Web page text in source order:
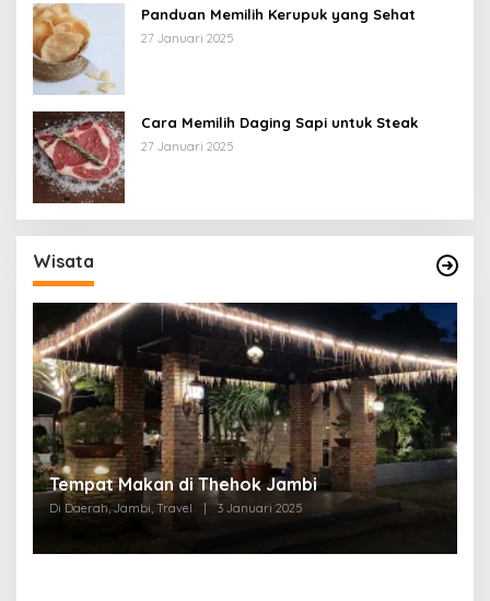
Panduan Memilih Kerupuk yang Sehat
27 Januari 2025
Cara Memilih Daging Sapi untuk Steak
27 Januari 2025
Wisata
Tempat Makan di Thehok Jambi
Di Daerah, Jambi, Travel 3 Januari 2025